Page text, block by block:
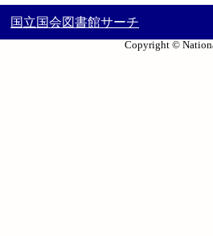
国立国会図書館サーチ
Copyright ©